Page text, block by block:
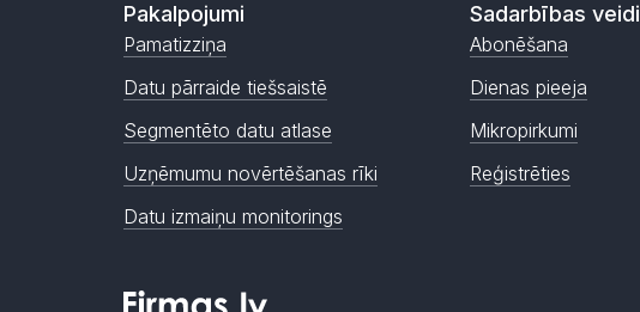
Pakalpojumi
Pamatizziņa
Datu pārraide tiešsaistē
Segmentēto datu atlase
Uzņēmumu novērtēšanas rīki
Datu izmaiņu monitorings
Sadarbības veidi
Abonēšana
Dienas pieeja
Mikropirkumi
Reģistrēties